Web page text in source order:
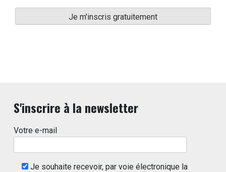
S'inscrire à la newsletter
Votre e-mail
Je souhaite recevoir, par voie électronique la